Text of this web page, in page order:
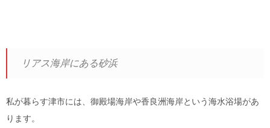
リアス海岸にある砂浜
私が暮らす津市には、御殿場海岸や香良洲海岸という海水浴場があ
ります。